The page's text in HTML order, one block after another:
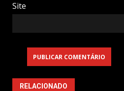
Site
RELACIONADO